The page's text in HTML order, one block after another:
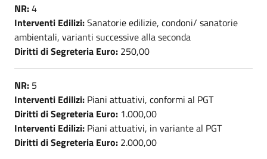
NR:4
Interventi Edilizi:Sanatorie edilizie, condoni/ sanatorie
ambientali, varianti successive alla seconda
Diritti di Segreteria Euro: 250,00
NR: 5
Interventi Edilizi: Piani attuativi, conformi al PGT
Diritti di Segreteria Euro: 1.000,00
Interventi Edilizi: Piani attuativi, in variante al PGT
Diritti di Segreteria Euro: 2.000,00